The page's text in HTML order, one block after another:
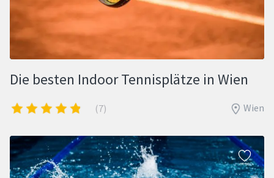
Die besten Indoor Tennisplätze in Wien
(7) Wien